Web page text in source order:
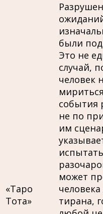
«Таро
Тота»
были
Это не
случай,
человек
события
не по
им
испытать
может
тирана,